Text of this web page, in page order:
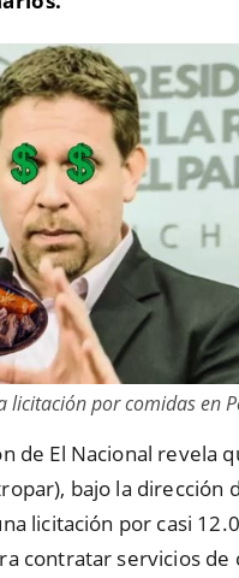
licitación por comidas en
de El Nacional revela
bajo la dirección
licitación por casi
contratar servicios de